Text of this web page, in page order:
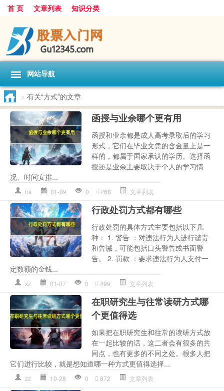
首 页 文章列表 知识分类
网站导航
> 有关“方式”的文章
函授与业余哪个更有用
函授和业余都是成人高考录取后的学习
形式，它们在毕业文凭的含金量上是一
样的，都属于国家承认的学历。选择函
授还是业余主要取决于个人的学习情
况、时间安排...
hs 01-09 0 268 文章列表
行政处罚方式都有哪些
行政处罚的具体方式主要包括以下几
种： 1. 警告 ：对违法行为人进行谴责
和告诫，可能包括口头警告或书面警
告。 2. 罚款 ：要求违法行为人支付一
定数额的金钱...
xz 01-07 0 499 文章列表
在职研究生与往常读研方式哪
个更值得选
如果把在职研究生和往常的读研方式放
在一起比较的话，这二者会有很多的共
同点，也有更多的不同之处。很多人把
它们进行比较，就是想知道哪一种方式更值得选择...
zz 10-28 0 872 文章列表